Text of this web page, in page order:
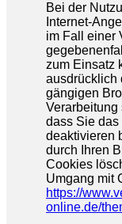
Bei der
Internet-
im Fall einer
zum Einsatz
ausdrücklich
gängigen
dass Sie
deaktivieren
durch Ihren
Cookies
Umgang mit
https://
online.de/